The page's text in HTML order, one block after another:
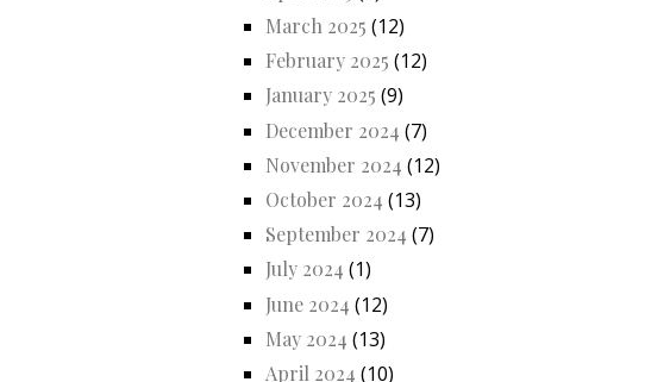
March 2025 (12)
February 2025 (12)
January 2025 (9)
December 2024 (7)
November 2024 (12)
October 2024 (13)
September 2024 (7)
July 2024 (1)
June 2024 (12)
May 2024 (13)
April 2024 (10)